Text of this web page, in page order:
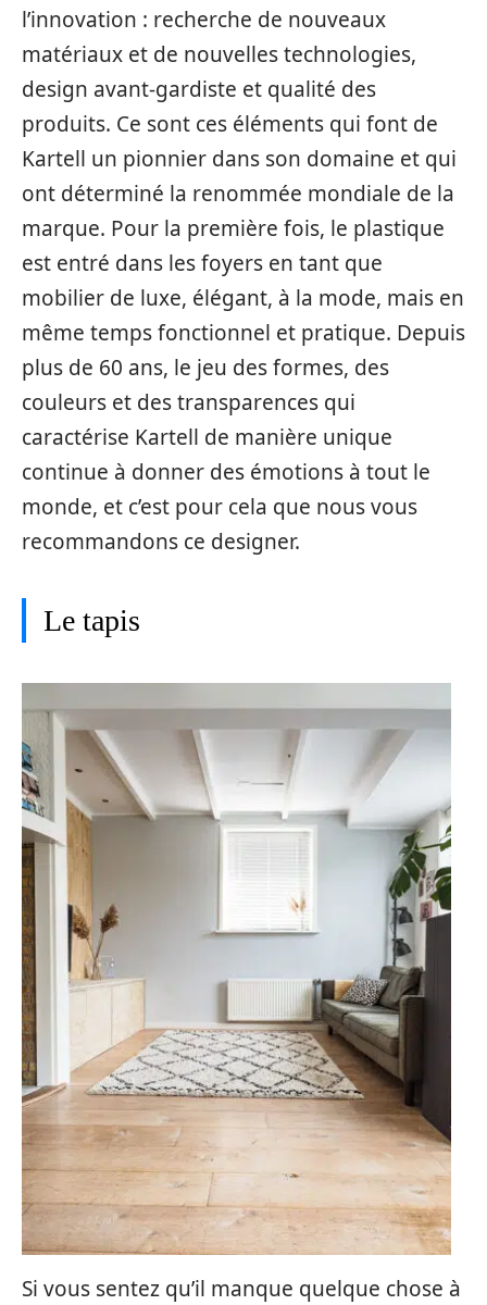
l’innovation : recherche de nouveaux
matériaux et de nouvelles technologies,
design avant-gardiste et qualité des
produits. Ce sont ces éléments qui font de
Kartell un pionnier dans son domaine et qui
ont déterminé la renommée mondiale de la
marque. Pour la première fois, le plastique
est entré dans les foyers en tant que
mobilier de luxe, élégant, à la mode, mais en
même temps fonctionnel et pratique. Depuis
plus de 60 ans, le jeu des formes, des
couleurs et des transparences qui
caractérise Kartell de manière unique
continue à donner des émotions à tout le
monde, et c’est pour cela que nous vous
recommandons ce designer.
Le tapis
Si vous sentez qu’il manque quelque chose à